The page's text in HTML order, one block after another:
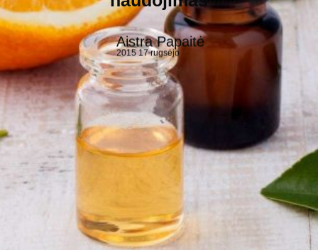
Aistra Papaitė
2015 17 rugsėjo